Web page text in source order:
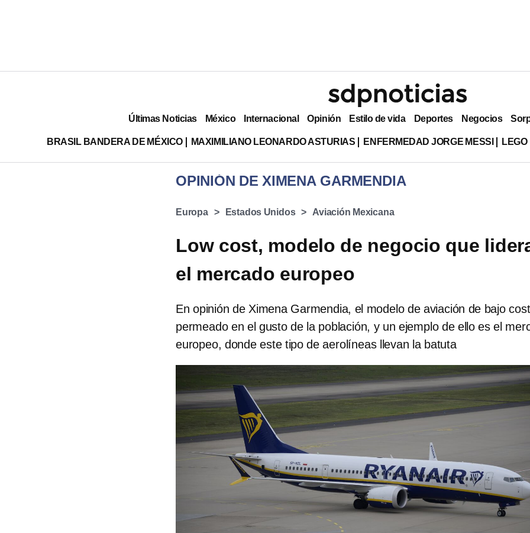
Últimas Noticias México Internacional Opinión Estilo de vida Deportes Negocios
BRASIL BANDERA DE MÉXICO MAXIMILIANO LEONARDO ASTURIAS ENFERMEDAD JORGE MESSI
OPINIÓN DE XIMENA GARMENDIA
Europa Estados Unidos Aviación Mexicana
Low cost, modelo de negocio que
el mercado europeo
En opinión de Ximena Garmendia, el modelo de aviación de bajo
permeado en el gusto de la población, y un ejemplo de ello es el
europeo, donde este tipo de aerolíneas llevan la batuta